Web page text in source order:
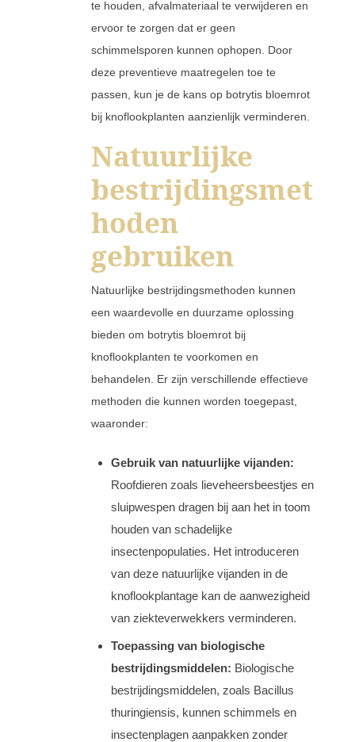
te houden, afvalmateriaal te verwijderen en
ervoor te zorgen dat er geen
schimmelsporen kunnen ophopen. Door
deze preventieve maatregelen toe te
passen, kun je de kans op botrytis bloemrot
bij knoflookplanten aanzienlijk verminderen.
Natuurlijke
bestrijdingsmet
hoden
gebruiken
Natuurlijke bestrijdingsmethoden kunnen
een waardevolle en duurzame oplossing
bieden om botrytis bloemrot bij
knoflookplanten te voorkomen en
behandelen. Er zijn verschillende effectieve
methoden die kunnen worden toegepast,
waaronder:
Gebruik van natuurlijke vijanden:
Roofdieren zoals lieveheersbeestjes en
sluipwespen dragen bij aan het in toom
houden van schadelijke
insectenpopulaties. Het introduceren
van deze natuurlijke vijanden in de
knoflookplantage kan de aanwezigheid
van ziekteverwekkers verminderen.
Toepassing van biologische
bestrijdingsmiddelen: Biologische
bestrijdingsmiddelen, zoals Bacillus
thuringiensis, kunnen schimmels en
insectenplagen aanpakken zonder